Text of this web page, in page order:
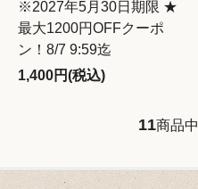
※2027年5月30日期限 ★
最大1200円OFFクーポ
ン！8/7 9:59迄
1,400円(税込)
11商品中